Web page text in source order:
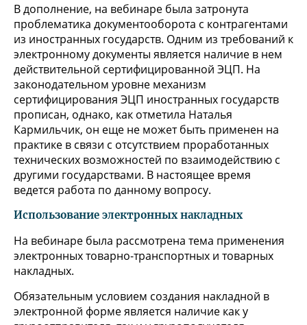
В дополнение, на вебинаре была затронута
проблематика документооборота с контрагентами
из иностранных государств. Одним из требований к
электронному документы является наличие в нем
действительной сертифицированной ЭЦП. На
законодательном уровне механизм
сертифицирования ЭЦП иностранных государств
прописан, однако, как отметила Наталья
Кармильчик, он еще не может быть применен на
практике в связи с отсутствием проработанных
технических возможностей по взаимодействию с
другими государствами. В настоящее время
ведется работа по данному вопросу.
Использование электронных накладных
На вебинаре была рассмотрена тема применения
электронных товарно-транспортных и товарных
накладных.
Обязательным условием создания накладной в
электронной форме является наличие как у